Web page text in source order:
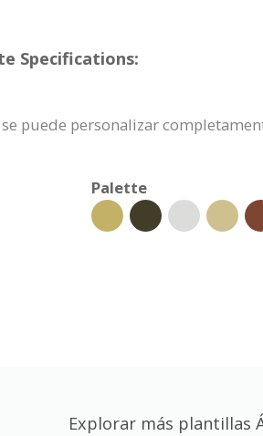
Specifications:
puede personalizar
Palette
Explorar más plantillas